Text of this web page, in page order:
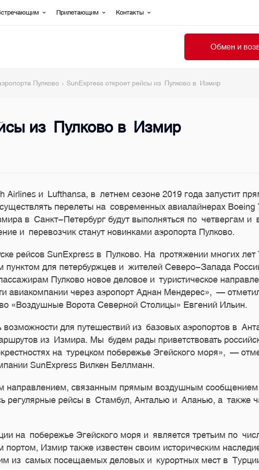
Прилетающим Контакты
Обмен и
Пулково SunExpress откроет рейсы из Пулково в Измир
из Пулково в Измир
Airlines и Lufthansa, в летнем сезоне 2019 года запустит
перелеты на современных авиалайнерах Boeing
в Санкт-Петербург будут выполняться по четвергам и
и перевозчик станут новинками аэропорта Пулково.
рейсов SunExpress в Пулково. На протяжении многих
для петербуржцев и жителей Северо-Запада
Пулково новое деловое и туристическое
авиакомпании через аэропорт Аднан Мендерес», —
«Воздушные Ворота Северной Столицы» Евгений Ильин.
возможности для путешествий из базовых аэропортов в
из Измира. Мы будем рады приветствовать
на турецком побережье Эгейского моря», —
SunExpress Вилкен Беллманн.
направлением, связанным прямым воздушным
регулярные рейсы в Стамбул, Анталью и Аланью, а также
на побережье Эгейского моря и является третьим по
Измир также известен своим историческим
из самых посещаемых деловых и курортных мест в